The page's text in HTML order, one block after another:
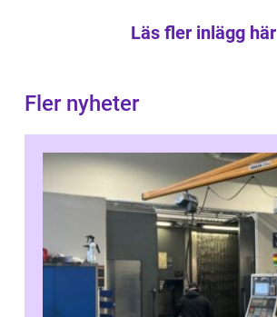
Läs fler inlägg här
Fler nyheter